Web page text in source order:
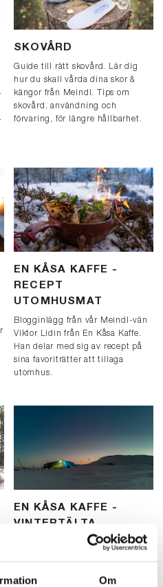
Om
SKOVÅRD
Guide till rätt skovård. Lär dig
hur du skall vårda dina skor &
kängor från Meindl. Tips om
skovård, användning och
förvaring, för längre hållbarhet.
EN KÅSA KAFFE -
RECEPT
UTOMHUSMAT
Blogginlägg från vår Meindl-vän
Viktor Lidin från En Kåsa Kaffe.
Han delar med sig av recept på
sina favoriträtter att tillaga
utomhus.
EN KÅSA KAFFE -
VINTERTÄLTA
Blogginlägg från vår Meindl-vän
Om att tälta året-runt.